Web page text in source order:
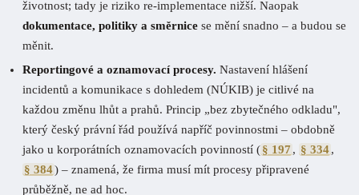
životnost; tady je riziko re-implementace nižší. Naopak
dokumentace, politiky a směrnice se mění snadno – a budou se
měnit.
Reportingové a oznamovací procesy. Nastavení hlášení
incidentů a komunikace s dohledem (NÚKIB) je citlivé na
každou změnu lhůt a prahů. Princip „bez zbytečného odkladu",
který český právní řád používá napříč povinnostmi – obdobně
jako u korporátních oznamovacích povinností (§ 197 , § 334 ,
§ 384) – znamená, že firma musí mít procesy připravené
průběžně, ne ad hoc.